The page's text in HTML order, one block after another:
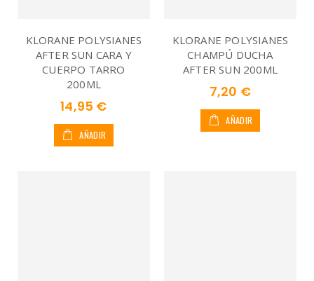
KLORANE POLYSIANES
AFTER SUN CARA Y
CUERPO TARRO
200ML
14,95 €
AÑADIR
KLORANE POLYSIANES
CHAMPÚ DUCHA
AFTER SUN 200ML
7,20 €
AÑADIR